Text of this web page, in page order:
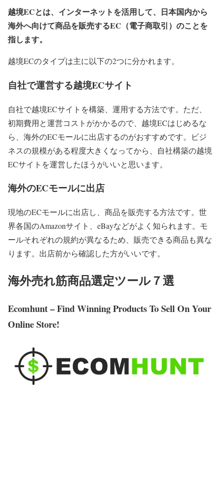
越境ECとは、インターネットを活用して、日本国内から
海外へ向けて商品を販売するEC（電子商取引）のことを
指します。
越境ECのタイプは主に以下の2つに分かれます。
自社で運営する越境ECサイト
自社で越境ECサイトを構築、運用する方法です。ただ、
初期費用と運営コストがかかるので、越境ECはじめるな
ら、海外のECモールに出店するのがおすすめです。ビジ
ネスの規模がある程度大きくなってから、自社構築の越境
ECサイトを運営したほうがいいと思います。
海外のECモールに出店
現地のECモールに出店し、商品を販売する方法です。世
界各国のAmazonサイト、eBayなどがよく知られます。モ
ールそれぞれの規約が異なるため、販売できる商品も異な
ります。出店前から確認した方がいいです。
海外売れ筋商品選定ツール７選
Ecomhunt – Find Winning Products To Sell On Your
Online Store!